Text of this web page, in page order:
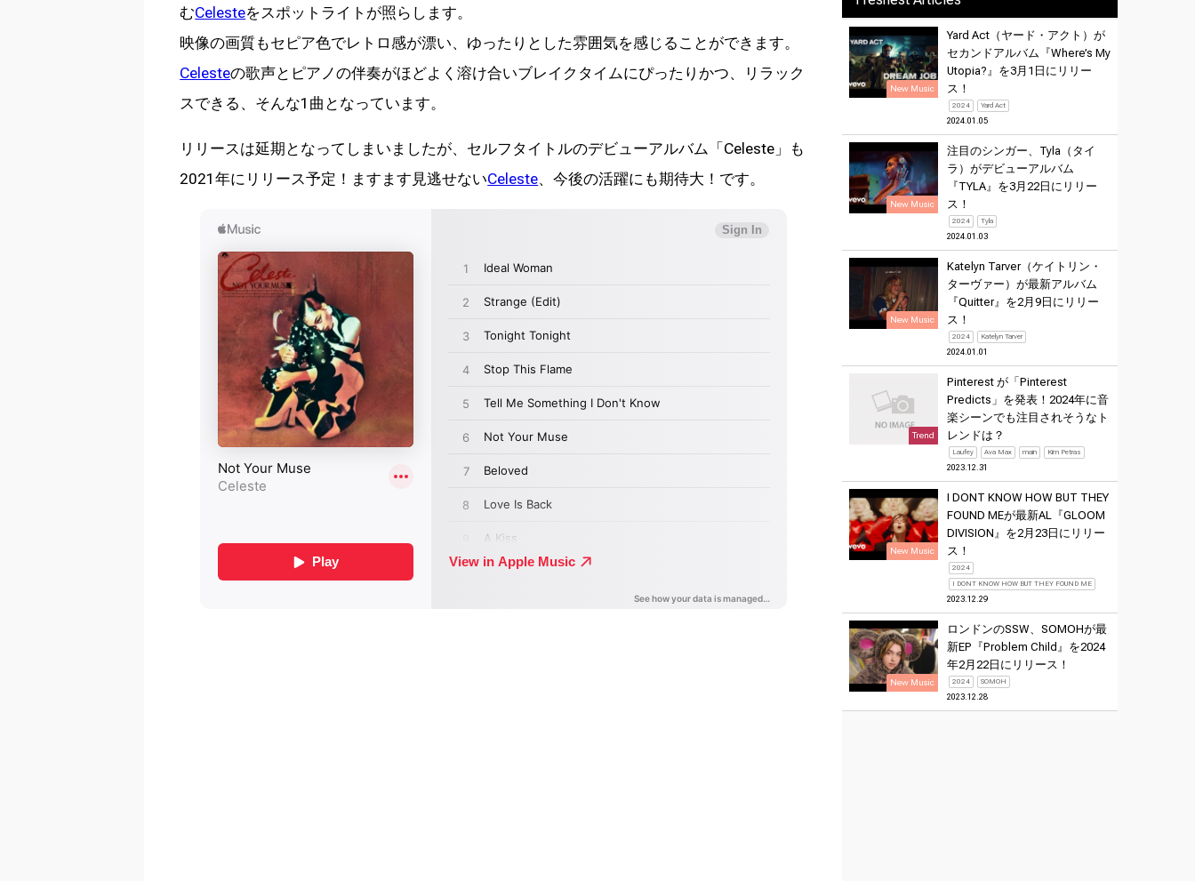
むCelesteをスポットライトが照らします。
映像の画質もセピア色でレトロ感が漂い、ゆったりとした雰囲気を感じることができます。
Celesteの歌声とピアノの伴奏がほどよく溶け合いブレイクタイムにぴったりかつ、リラック
スできる、そんな1曲となっています。
リリースは延期となってしまいましたが、セルフタイトルのデビューアルバム「Celeste」も
2021年にリリース予定！ますます見逃せないCeleste、今後の活躍にも期待大！です。
New Music
Yard Act（ヤード・アクト）が
セカンドアルバム『Where’s My
Utopia?』を3月1日にリリー
ス！
2024 Yard Act
2024.01.05
New Music
注目のシンガー、Tyla（タイ
ラ）がデビューアルバム
『TYLA』を3月22日にリリー
ス！
2024 Tyla
2024.01.03
New Music
Katelyn Tarver（ケイトリン・
ターヴァー）が最新アルバム
『Quitter』を2月9日にリリー
ス！
2024 Katelyn Tarver
2024.01.01
Trend
Pinterest が「Pinterest
Predicts」を発表！2024年に音
楽シーンでも注目されそうなト
レンドは？
Laufey Ava Max main Kim Petras
2023.12.31
New Music
I DONT KNOW HOW BUT THEY
FOUND MEが最新AL『GLOOM
DIVISION』を2月23日にリリー
ス！
2024
I DONT KNOW HOW BUT THEY FOUND ME
2023.12.29
New Music
ロンドンのSSW、SOMOHが最
新EP『Problem Child』を2024
年2月22日にリリース！
2024 SOMOH
2023.12.28